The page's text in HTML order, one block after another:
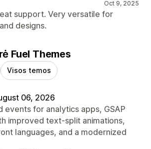
Oct 9, 2025
support. Very versatile for
designs.
Fuel Themes
Visos temos
06, 2026
events for analytics apps, GSAP
improved text-split animations,
languages, and a modernized